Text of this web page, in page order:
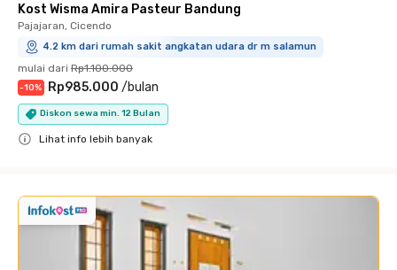
Kost Wisma Amira Pasteur Bandung
Pajajaran, Cicendo
4.2 km dari rumah sakit angkatan udara dr m salamun
mulai dari Rp1.100.000
-10% Rp985.000 /bulan
Diskon sewa min. 12 Bulan
Lihat info lebih banyak